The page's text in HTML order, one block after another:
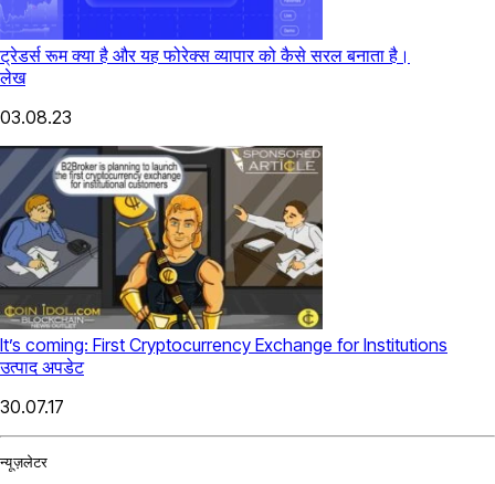
ट्रेडर्स रूम क्या है और यह फोरेक्स व्यापार को कैसे सरल बनाता है।
लेख
03.08.23
It’s coming: First Cryptocurrency Exchange for Institutions
उत्पाद अपडेट
30.07.17
न्यूज़लेटर